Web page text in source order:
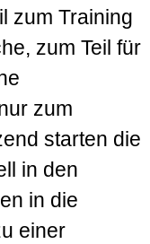
zum Training
zum Teil für
zum
starten die
in den
in die
einer